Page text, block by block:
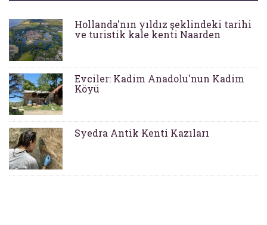
Hollanda'nın yıldız şeklindeki tarihi
ve turistik kale kenti Naarden
Evciler: Kadim Anadolu'nun Kadim
Köyü
Syedra Antik Kenti Kazıları